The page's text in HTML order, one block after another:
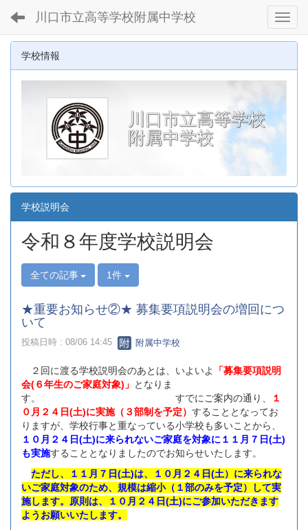
川口市立高等学校附属中学校
学校情報
川口市立高等学校
附属中学校
学校説明会
令和８年度学校説明会
全ての記事 1件
★重要お知らせ②★ 募集要項説明会の増回につ
いて
投稿日時 : 08/06 14:45 附属中学校
２回に渡る学校説明会のあとは、いよいよ
「募集要項説明
会(６年生のご家庭対象)」 となりま
す。 すでにご案内の通り、
１
０月２４日(土)に実施（３部制を予定） することとなってお
りますが、学校行事と重なっている小学校も多いことから、
１０月２４日(土)に来られないご家庭を対象に１１月７日(土)
も実施することとなりましたのでお知らせいたします。
ただし、１１月７日(土)は、１０月２４日(土）に来られな
いご家庭対象のため、規模は縮小（１部のみを予定）して実
施します。原則は、１０月２４日(土)にご参加いただきます
ようお願いいたします。